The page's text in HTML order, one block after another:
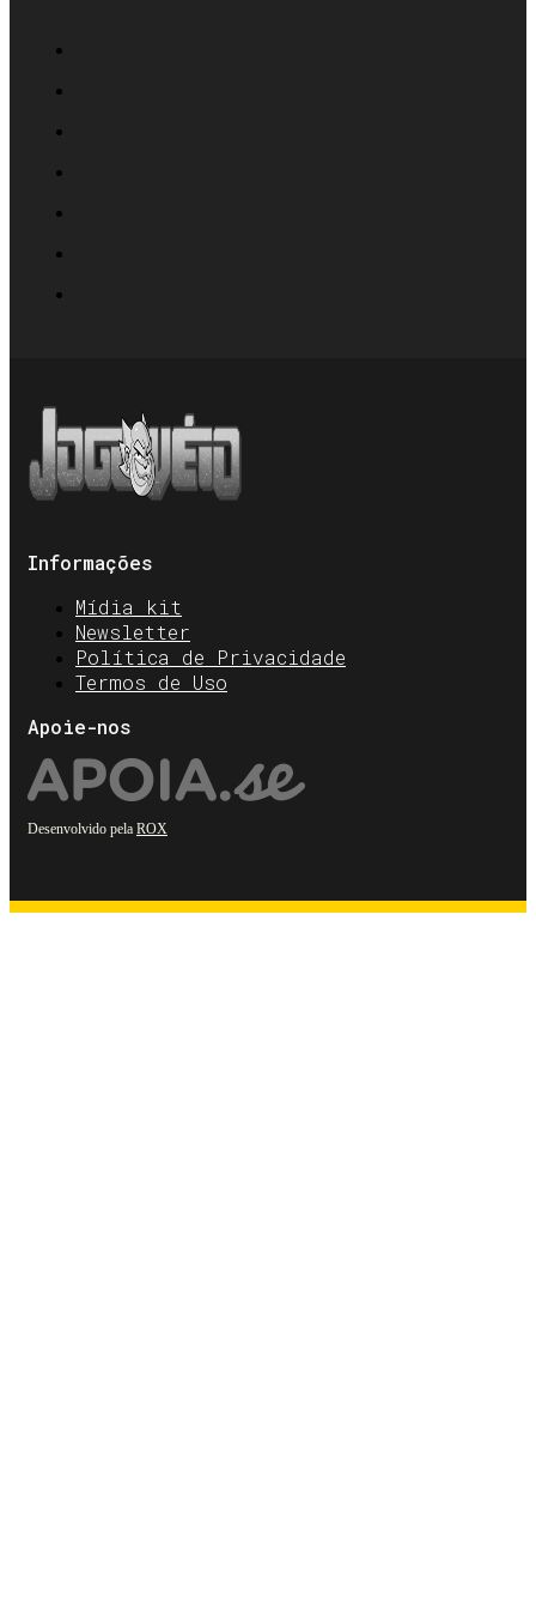
Informações
Mídia kit
Newsletter
Política de Privacidade
Termos de Uso
Apoie-nos
Desenvolvido pela ROX